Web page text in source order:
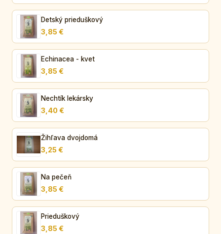
Detský prieduškový
3,85 €
Echinacea - kvet
3,85 €
Nechtík lekársky
3,40 €
Žihľava dvojdomá
3,25 €
Na pečeň
3,85 €
Prieduškový
3,85 €